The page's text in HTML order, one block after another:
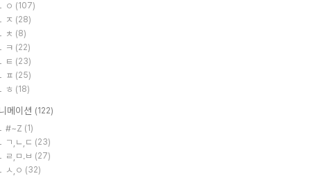
ㅇ (107)
ㅈ (28)
ㅊ (8)
ㅋ (22)
ㅌ (23)
ㅍ (25)
ㅎ (18)
메이션 (122)
#~Z (1)
ㄱ,ㄴ,ㄷ (23)
ㄹ,ㅁ.ㅂ (27)
ㅅ,ㅇ (32)